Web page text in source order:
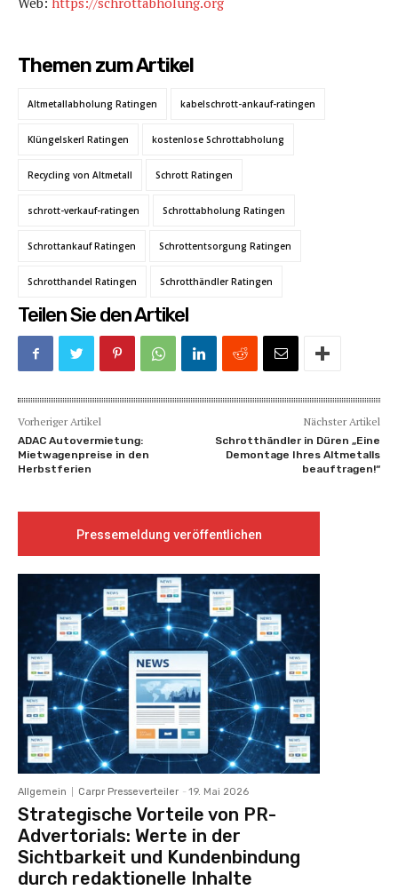
Themen zum Artikel
Altmetallabholung Ratingen kabelschrott-ankauf-ratingen
Klüngelskerl Ratingen kostenlose Schrottabholung
Recycling von Altmetall Schrott Ratingen
schrott-verkauf-ratingen Schrottabholung Ratingen
Schrottankauf Ratingen Schrottentsorgung Ratingen
Schrotthandel Ratingen Schrotthändler Ratingen
Teilen Sie den Artikel
Vorheriger Artikel
ADAC Autovermietung:
Mietwagenpreise in den
Herbstferien
Nächster Artikel
Schrotthändler in Düren „Eine
Demontage Ihres Altmetalls
beauftragen!“
Pressemeldung veröffentlichen
Allgemein Carpr Presseverteiler - 19. Mai 2026
Strategische Vorteile von PR-
Advertorials: Werte in der
Sichtbarkeit und Kundenbindung
durch redaktionelle Inhalte